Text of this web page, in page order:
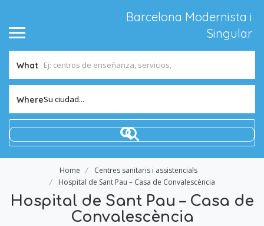
Barcelona Modernista i
Singular
What
WhereSu ciudad...
Home
Centres sanitaris i assistencials
Hospital de Sant Pau – Casa de Convalescència
Hospital de Sant Pau – Casa de
Convalescència